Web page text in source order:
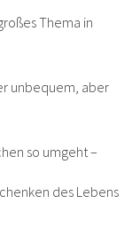
Thema in
unbequem, aber
so umgeht –
des Lebens